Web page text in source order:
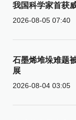
我国科学家首获
2026-08-05 07:40
石墨烯堆垛难题
展
2026-08-04 03:05